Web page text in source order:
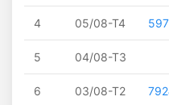
4 05/08-T4 597
5 04/08-T3
6 03/08-T2 792